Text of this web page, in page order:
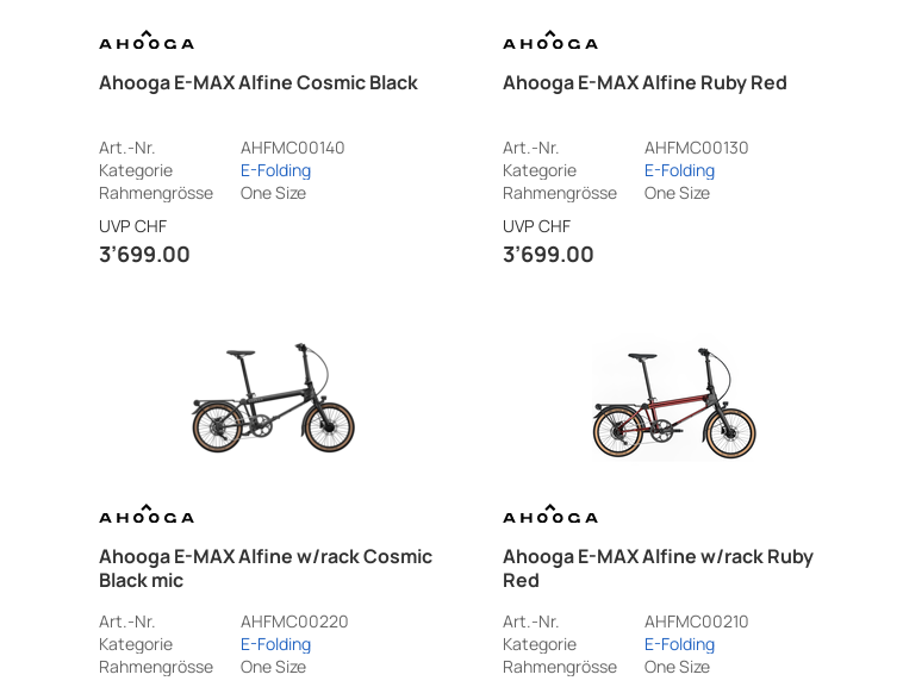
Ahooga E-MAX Alfine Cosmic Black
Art.-Nr.
AHFMC00140
Kategorie
E-Folding
Rahmengrösse
One Size
UVP CHF
3’699.00
Ahooga E-MAX Alfine Ruby Red
Art.-Nr.
AHFMC00130
Kategorie
E-Folding
Rahmengrösse
One Size
UVP CHF
3’699.00
Ahooga E-MAX Alfine w/rack Cosmic
Black mic
Art.-Nr.
AHFMC00220
Kategorie
E-Folding
Rahmengrösse
One Size
Ahooga E-MAX Alfine w/rack Ruby
Red
Art.-Nr.
AHFMC00210
Kategorie
E-Folding
Rahmengrösse
One Size